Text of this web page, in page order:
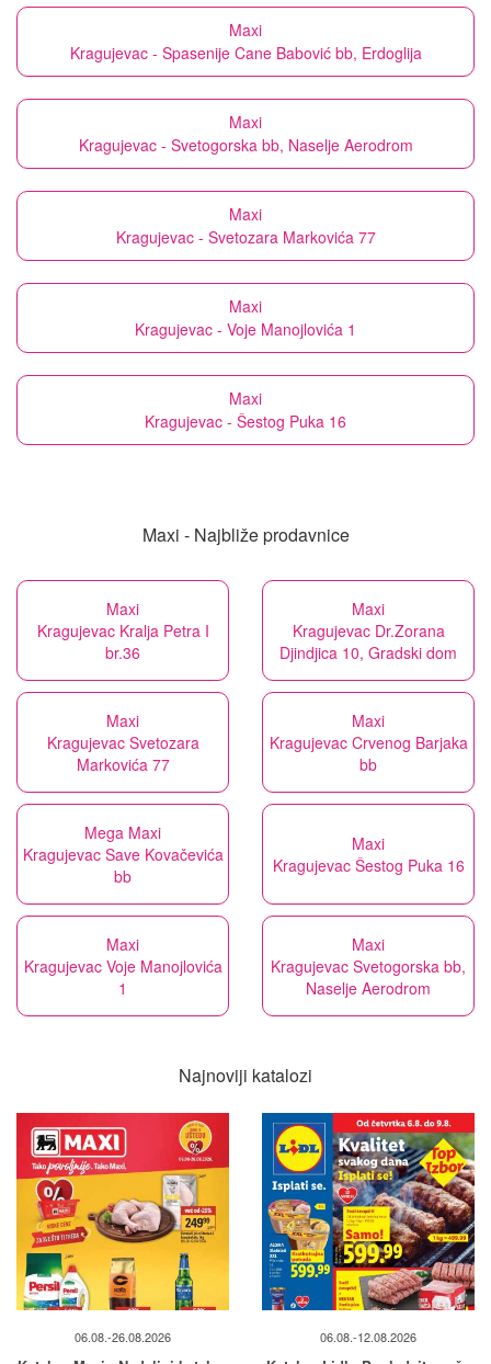
Maxi
Kragujevac - Spasenije Cane Babović bb, Erdoglija
Maxi
Kragujevac - Svetogorska bb, Naselje Aerodrom
Maxi
Kragujevac - Svetozara Markovića 77
Maxi
Kragujevac - Voje Manojlovića 1
Maxi
Kragujevac - Šestog Puka 16
Maxi - Najbliže prodavnice
Maxi
Kragujevac Kralja Petra I
br.36
Maxi
Kragujevac Dr.Zorana
Djindjica 10, Gradski dom
Maxi
Kragujevac Svetozara
Markovića 77
Maxi
Kragujevac Crvenog Barjaka
bb
Mega Maxi
Kragujevac Save Kovačevića
bb
Maxi
Kragujevac Šestog Puka 16
Maxi
Kragujevac Voje Manojlovića
1
Maxi
Kragujevac Svetogorska bb,
Naselje Aerodrom
Najnoviji katalozi
06.08.-26.08.2026 06.08.-12.08.2026